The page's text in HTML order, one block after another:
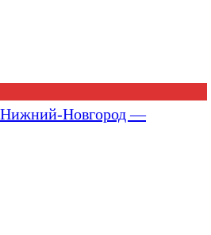
Новгород —